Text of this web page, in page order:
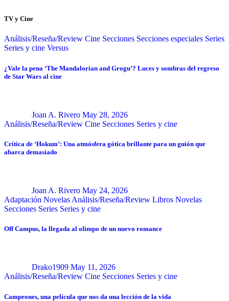
TV y Cine
Análisis/Reseña/Review Cine Secciones Secciones especiales Series
Series y cine Versus
¿Vale la pena ‘The Mandalorian and Grogu’? Luces y sombras del regreso
de Star Wars al cine
Joan A. Rivero May 28, 2026
Análisis/Reseña/Review Cine Secciones Series y cine
Crítica de ‘Hokum’: Una atmósfera gótica brillante para un guión que
abarca demasiado
Joan A. Rivero May 24, 2026
Adaptación Novelas Análisis/Reseña/Review Libros Novelas
Secciones Series Series y cine
Off Campus, la llegada al olimpo de un nuevo romance
Drako1909 May 11, 2026
Análisis/Reseña/Review Cine Secciones Series y cine
Campeones, una película que nos da una lección de la vida